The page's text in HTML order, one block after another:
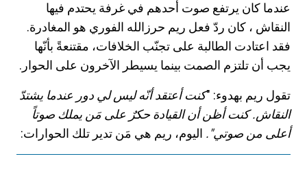
عندما كان يرتفع صوت أحدهم في غرفة يحتدم فيها
النقاش ، كان ردّ فعل ريم حرزالله الفوري هو المغادرة.
فقد اعتادت الطالبة على تجنّب الخلافات، مقتنعةً بأنّها
يجب أن تلتزم الصمت بينما يسيطر الآخرون على الحوار.
تقول ريم بهدوء: "كنت أعتقد أنّه ليس لي دور عندما يشتدّ
النقاش. كنت أظن أن القيادة حكرٌ على مَن يملك صوتاً
أعلى من صوتي". اليوم، ريم هي مَن تدير تلك الحوارات: